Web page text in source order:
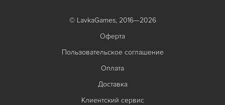
© LavkaGames, 2016—2026
Оферта
Пользовательское соглашение
Оплата
Доставка
Клиентский сервис